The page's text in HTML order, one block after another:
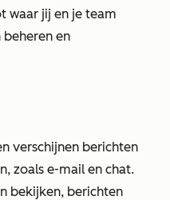
waar jij en je team
en
verschijnen berichten
zoals e-mail en chat.
bekijken, berichten